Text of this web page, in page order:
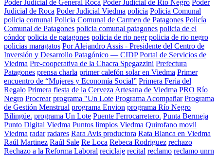
Poder Judicial de General Roca Poder Judicial de Río Negro Poder
Judicial de Roca Poder Judicial Viedma policía Policía Comunal
policia comunal Policia Comunal de Carmen de Patagones Policía
Comunal de Patagones policia comunal patagones policia de el
cóndor policia de patagones policia de rio negr policia de rio negro
policias maragatos Por Alejandro Assis - Presidente del Centro de
Inversión y Desarrollo Patagónico — CIDP Portal de Servicios de
Viedma Pre-cooperativa de la Chacra Spegazzini Prefectura
Patagones prensa charla primer calefón solar en Viedma Primer
encuentro de “Mujeres y Economía Social” Primera Feria del
Regalo Primera fiesta de la Cerveza Artesana de Viedma PRO Río
Negro Procrear programa "Un Lote Programa Acompañar Programa
de Gestión Menstrual programa Envion programa Río Negro
Bilingüe. programa Un Lote Puente Ferrocarretero. Punta Bermeja
Punto Digital Viedma Puntos limpios Viedma Quirofano movil
Viedma radar radares Rara Avis productora Rata Blanca en Viedma
Raúl Martinez Raúl Sale Re Loca Rebeca Rodriguez rechazo
Rechazo a la Reforma Laboral reciclaje recital reclamo reclamo unrn